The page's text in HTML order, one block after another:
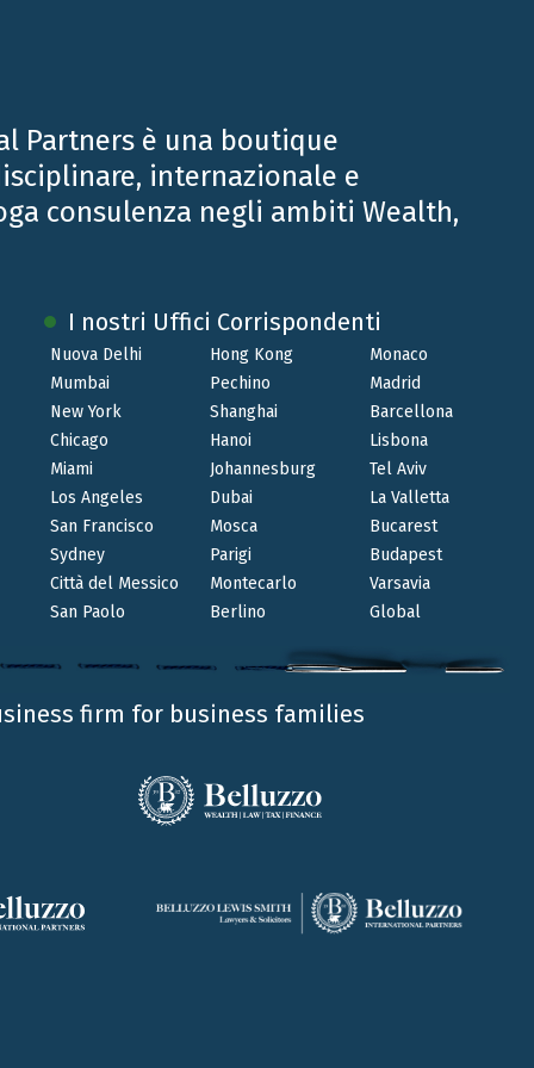
1, lettere a), g), h), i), e l).
15, comma 1, lettere a), b), g), h), h-bis) e i).
cittadini europei o residenti in uno Stato
a imposizione nello Stato di residenza o in
Non rilevano, invece, quali redditi prodotti
in base alla convenzione contro le
detrazioni per carichi di famiglia, secondo
settembre 1973 N. 600) dalle quali emergano:
a quelli richiesti nello Stato italiano.
di cui all’articolo 12 del TUIR;
esibiti all’Agenzia dell’Entrate nelle loro
dei minimi e per il nuovo regime
Partners è una boutique
internazionale e
consulenza negli ambiti Wealth,
I nostri Uffici Corrispondenti
Nuova Delhi
Mumbai
New York
Chicago
Miami
Los Angeles
San Francisco
Sydney
Città del Messico
San Paolo
Hong Kong
Pechino
Shanghai
Hanoi
Johannesburg
Dubai
Mosca
Parigi
Montecarlo
Berlino
Monaco
Madrid
Barcellona
Lisbona
Tel Aviv
La Valletta
Bucarest
Budapest
Varsavia
Global
firm for business families